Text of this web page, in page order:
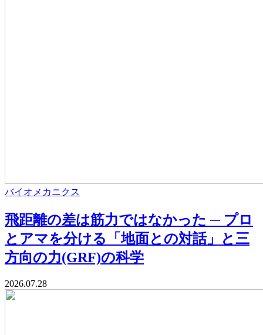
バイオメカニクス
飛距離の差は筋力ではなかった ─ プロ
とアマを分ける「地面との対話」と三
方向の力(GRF)の科学
2026.07.28